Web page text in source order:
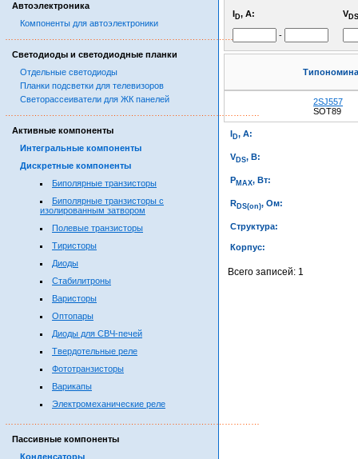
Автоэлектроника
Компоненты для автоэлектроники
Светодиоды и светодиодные планки
Отдельные светодиоды
Планки подсветки для телевизоров
Светорассеиватели для ЖК панелей
Активные компоненты
Интегральные компоненты
Дискретные компоненты
Биполярные транзисторы
Биполярные транзисторы с
изолированным затвором
Полевые транзисторы
Тиристоры
Диоды
Стабилитроны
Варисторы
Оптопары
Диоды для СВЧ-печей
Твердотельные реле
Фототранзисторы
Варикапы
Электромеханические реле
Пассивные компоненты
Конденсаторы
I D, А: V DS
-
2SJ557
SOT89
I D, А:
V DS, В:
PMAX, Вт:
R DS(on), Ом:
Структура:
Корпус:
Всего записей: 1